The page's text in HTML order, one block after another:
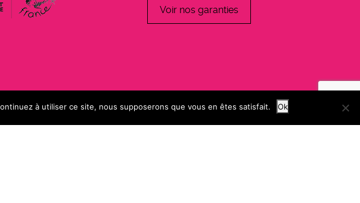
Voir nos garanties
à utiliser ce site, nous supposerons que vous en êtes satisfait. Ok